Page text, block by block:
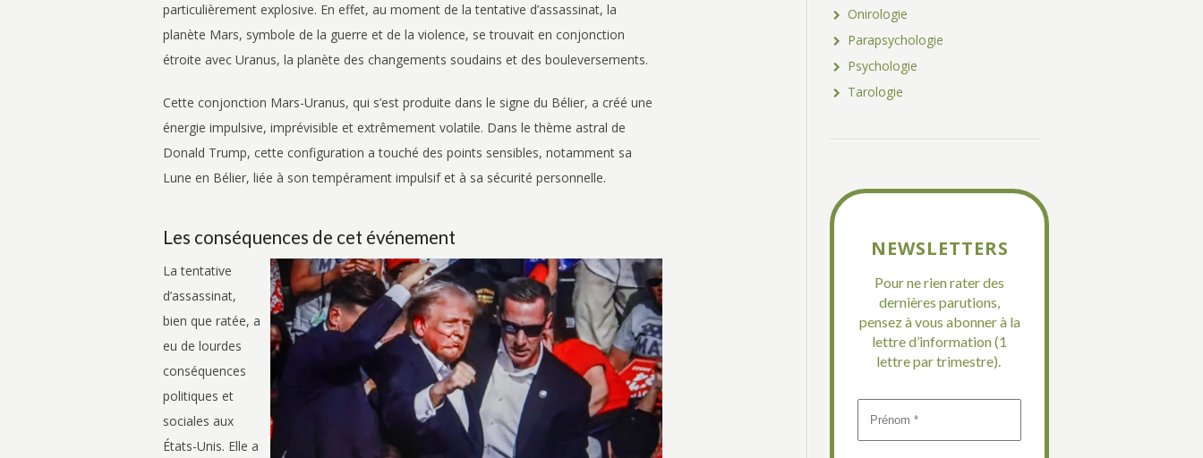
particulièrement explosive. En effet, au moment de la tentative d’assassinat, la
planète Mars, symbole de la guerre et de la violence, se trouvait en conjonction
étroite avec Uranus, la planète des changements soudains et des bouleversements.
Cette conjonction Mars-Uranus, qui s’est produite dans le signe du Bélier, a créé une
énergie impulsive, imprévisible et extrêmement volatile. Dans le thème astral de
Donald Trump, cette configuration a touché des points sensibles, notamment sa
Lune en Bélier, liée à son tempérament impulsif et à sa sécurité personnelle.
Les conséquences de cet événement
La tentative
d’assassinat,
bien que ratée, a
eu de lourdes
conséquences
politiques et
sociales aux
États-Unis. Elle a
Onirologie
Parapsychologie
Psychologie
Tarologie
NEWSLETTERS
Pour ne rien rater des
dernières parutions,
pensez à vous abonner à la
lettre d’information (1
lettre par trimestre).